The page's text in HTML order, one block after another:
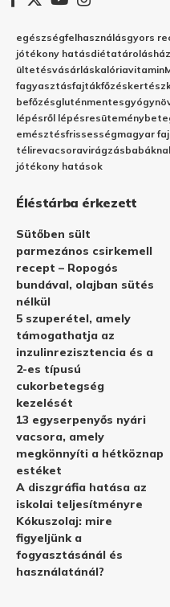
egészségfelhasználásgyors
jótékony hatásdiétatárolás
ültetésvásárláskalóriavitamin
fagyasztásfajtákfőzés
befőzésgluténmentes
lépésről lépésresütemény
emésztésfrissességmagyar
télirevacsoravirágzás
jótékony hatások
Éléstárba érkezett
Sütőben sült
parmezános csirkemell
recept – Ropogós
bundával, olajban sütés
nélkül
5 szuperétel, amely
támogathatja az
inzulinrezisztencia és a
2-es típusú
cukorbetegség
kezelését
13 egyserpenyős nyári
vacsora, amely
megkönnyíti a hétköznap
estéket
A diszgráfia hatása az
iskolai teljesítményre
Kókuszolaj: mire
figyeljünk a
fogyasztásánál és
használatánál?